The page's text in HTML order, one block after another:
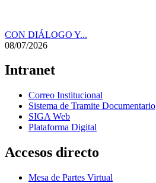
CON DIÁLOGO Y...
08/07/2026
Intranet
Correo Institucional
Sistema de Tramite Documentario
SIGA Web
Plataforma Digital
Accesos directo
Mesa de Partes Virtual